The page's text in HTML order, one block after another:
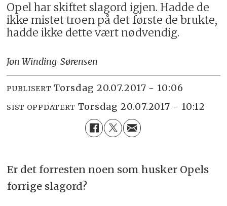
Opel har skiftet slagord igjen. Hadde de
ikke mistet troen på det første de brukte,
hadde ikke dette vært nødvendig.
Jon Winding-Sørensen
PUBLISERT torsdag 20.07.2017 - 10:06
SIST OPPDATERT torsdag 20.07.2017 - 10:12
Er det forresten noen som husker Opels
forrige slagord?